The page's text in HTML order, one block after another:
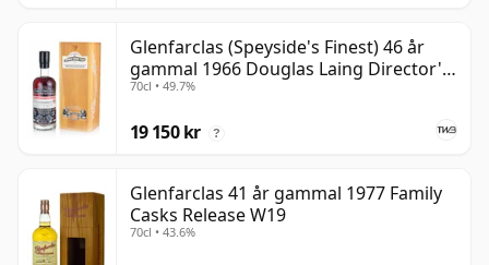
Glenfarclas (Speyside's Finest) 46 år
gammal 1966 Douglas Laing Director's
Cut
70cl • 49.7%
19 150 kr ?
Glenfarclas 41 år gammal 1977 Family
Casks Release W19
70cl • 43.6%